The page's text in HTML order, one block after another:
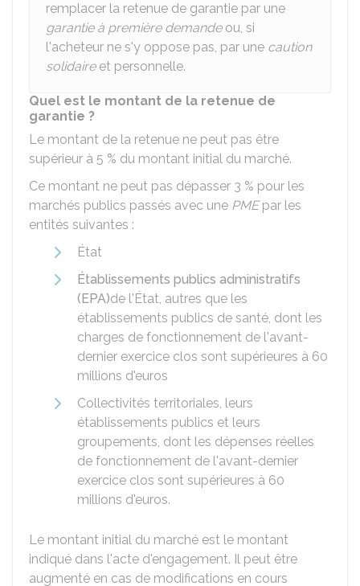
remplacer la retenue de garantie par une
garantie à première demandeou, si
l'acheteur ne s'y oppose pas, par une caution
solidaireet personnelle.
Quel est le montant de la retenue de
garantie ?
Le montant de la retenue ne peut pas être
supérieur à 5 % du montant initial du marché.
Ce montant ne peut pas dépasser 3 % pour les
marchés publics passés avec une PMEpar les
entités suivantes :
État
Établissements publics administratifs
(EPA)de l'État, autres que les
établissements publics de santé, dont les
charges de fonctionnement de l'avant-
dernier exercice clos sont supérieures à 60
millions d'euros
Collectivités territoriales, leurs
établissements publics et leurs
groupements, dont les dépenses réelles
de fonctionnement de l'avant-dernier
exercice clos sont supérieures à 60
millions d'euros.
Le montant initial du marché est le montant
indiqué dans l'acte d'engagement. Il peut être
augmenté en cas de modifications en cours